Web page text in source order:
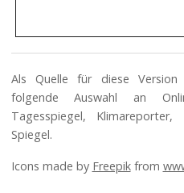
Als Quelle für diese
folgende Auswahl an
Tagesspiegel,
Spiegel.
Icons made by Freepikfrom